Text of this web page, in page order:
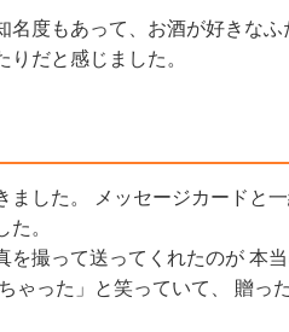
度もあって、お酒が好きな
だと感じました。
した。 メッセージカードと
。
撮って送ってくれたのが 本
ゃった」と笑っていて、 贈っ